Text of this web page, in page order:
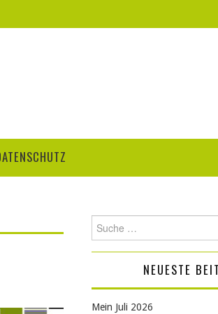
nach:
NEUESTE
Mein Juli 2026